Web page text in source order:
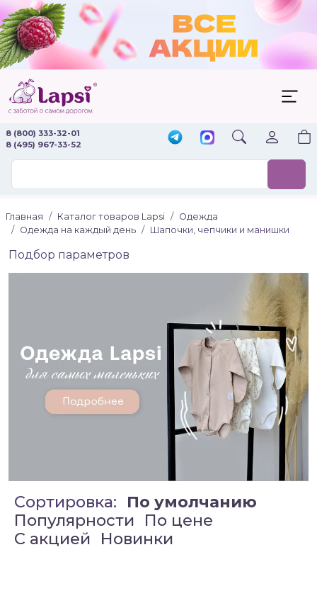
8 (800) 333-32-01
8 (495) 967-33-52
Главная Каталог товаров Lapsi
Одежда
Одежда на каждый день
Шапочки, чепчики и манишки
Подбор параметров
Сортировка:
По умолчанию
Популярности
По цене
C акцией
Новинки